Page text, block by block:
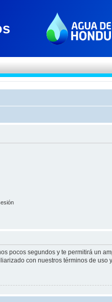
pocos segundos y te permitirá un
con nuestros términos de